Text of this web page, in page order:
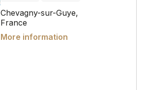
Chevagny-sur-Guye,
France
More information